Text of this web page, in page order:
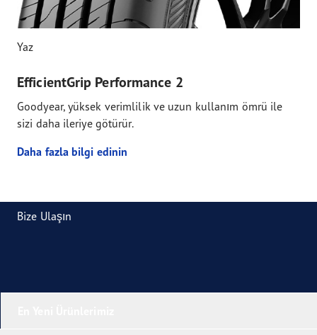
Yaz
EfficientGrip Performance 2
Goodyear, yüksek verimlilik ve uzun kullanım ömrü ile
sizi daha ileriye götürür.
Daha fazla bilgi edinin
Bize Ulaşın